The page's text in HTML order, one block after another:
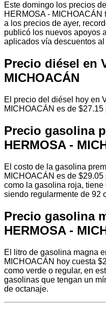
Este domingo los precios
HERMOSA -
a los precios de ayer,
publicó los nuevos apoyos
aplicados vía descuentos al
Precio diésel en
MICHOACÁN
El precio del diésel hoy en
MICHOACÁN es de $27.15
Precio gasolina
HERMOSA -
El costo de la gasolina
MICHOACÁN es de
como la gasolina roja,
siendo regularmente de 92
Precio gasolina
HERMOSA -
El litro de gasolina magna
MICHOACÁN hoy cuesta
como verde o regular, en
gasolinas que tengan un
de octanaje.